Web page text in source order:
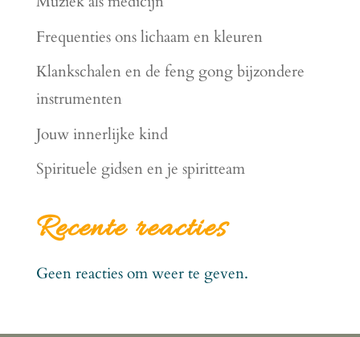
Frequenties ons lichaam en kleuren
Klankschalen en de feng gong bijzondere
instrumenten
Jouw innerlijke kind
Spirituele gidsen en je spiritteam
Recente reacties
Geen reacties om weer te geven.